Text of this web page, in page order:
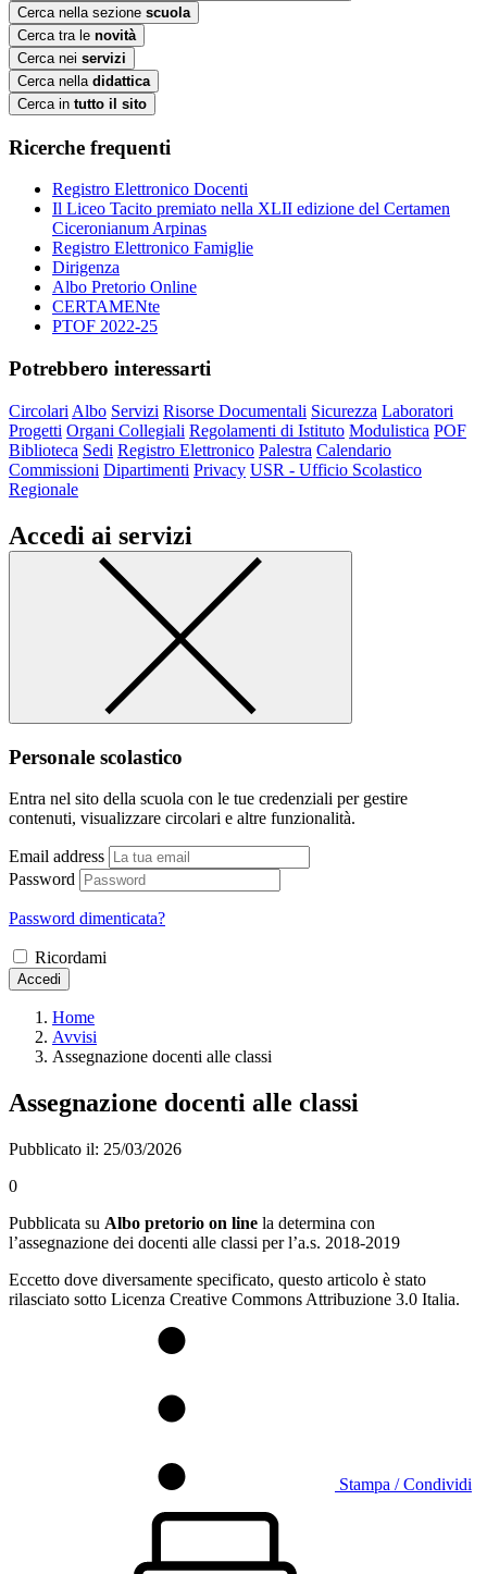
Cerca nella sezione scuola
Cerca tra le novità
Cerca nei servizi
Cerca nella didattica
Cerca in tutto il sito
Ricerche frequenti
Registro Elettronico Docenti
Il Liceo Tacito premiato nella XLII edizione del Certamen
Ciceronianum Arpinas
Registro Elettronico Famiglie
Dirigenza
Albo Pretorio Online
CERTAMENte
PTOF 2022-25
Potrebbero interessarti
Circolari Albo Servizi Risorse Documentali Sicurezza Laboratori
Progetti Organi Collegiali Regolamenti di Istituto Modulistica POF
Biblioteca Sedi Registro Elettronico Palestra Calendario
Commissioni Dipartimenti Privacy USR - Ufficio Scolastico
Regionale
Accedi ai servizi
Personale scolastico
Entra nel sito della scuola con le tue credenziali per gestire
contenuti, visualizzare circolari e altre funzionalità.
Email address
Password
Password dimenticata?
Ricordami
Accedi
Home
Avvisi
Assegnazione docenti alle classi
Assegnazione docenti alle classi
Pubblicato il: 25/03/2026
0
Pubblicata su Albo pretorio on line la determina con
l’assegnazione dei docenti alle classi per l’a.s. 2018-2019
Eccetto dove diversamente specificato, questo articolo è stato
rilasciato sotto Licenza Creative Commons Attribuzione 3.0 Italia.
Stampa / Condividi